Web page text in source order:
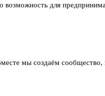
для
мы создаём сообщество,